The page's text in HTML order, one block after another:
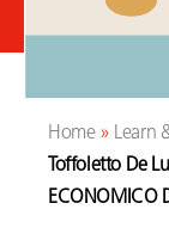
Home» Learn
Toffoletto De
ECONOMICO